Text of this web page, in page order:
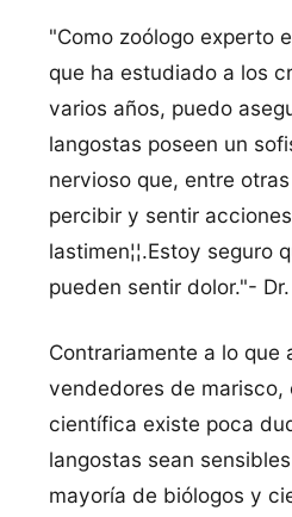
"Como zoólogo experto
que ha estudiado a los
varios años, puedo
langostas poseen un
nervioso que, entre
percibir y sentir
lastimen¦¦.Estoy seguro
pueden sentir dolor."-
Contrariamente a lo que
vendedores de marisco,
cientí­fica existe poca
langostas sean
mayorí­a de biólogos y